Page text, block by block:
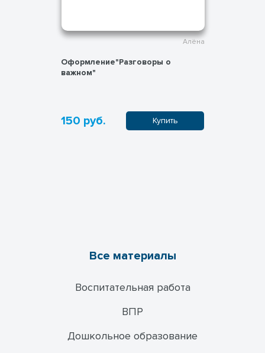
Алёна
Оформление"Разговоры о
важном"
150 руб. Купить
Все материалы
Воспитательная работа
ВПР
Дошкольное образование